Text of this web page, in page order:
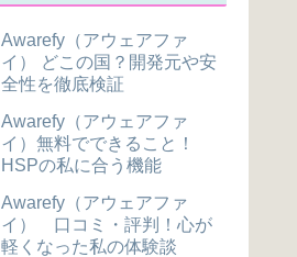
Awarefy（アウェアファ
イ） どこの国？開発元や安
全性を徹底検証
Awarefy（アウェアファ
イ）無料でできること！
HSPの私に合う機能
Awarefy（アウェアファ
イ） 口コミ・評判！心が
軽くなった私の体験談